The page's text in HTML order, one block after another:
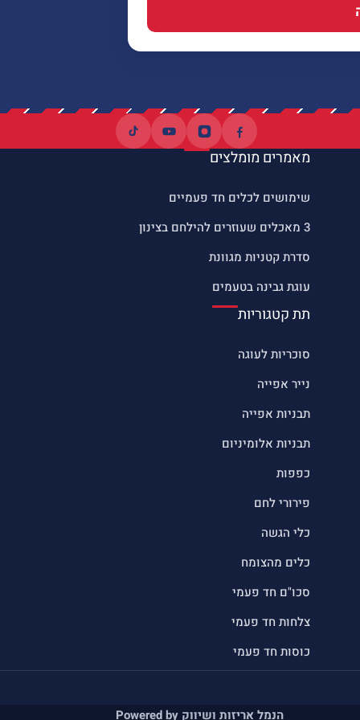
מאמרים מומלצים
שימושים לכלים חד פעמיים
3 מאכלים שעוזרים להילחם בצינון
סדרת קטניות מגוונת
עוגת גבינה בטעמים
תת קטגוריות
סוכריות לעוגה
נייר אפייה
תבניות אפייה
תבניות אלומיניום
כפפות
פירורי לחם
כלי הגשה
כלים מהצומח
סכו"ם חד פעמי
צלחות חד פעמי
כוסות חד פעמי
הנמל אריזות ושיווק Powered by